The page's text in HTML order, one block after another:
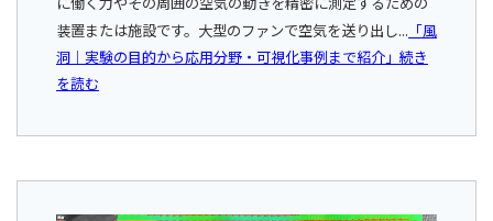
装置または施設です。大型のファンで空気を送り出し... 「風
洞｜実験の目的から応用分野・可視化事例まで紹介」続き
を読む